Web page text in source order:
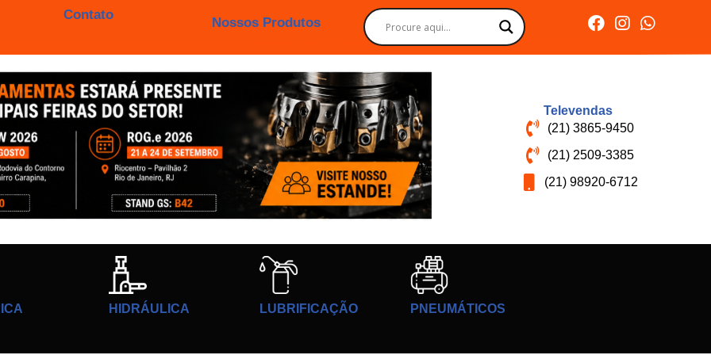
Contato
Nossos Produtos
Televendas
(21) 3865-9450
(21) 2509-3385
(21) 98920-6712
HIDRÁULICA LUBRIFICAÇÃO PNEUMÁTICOS